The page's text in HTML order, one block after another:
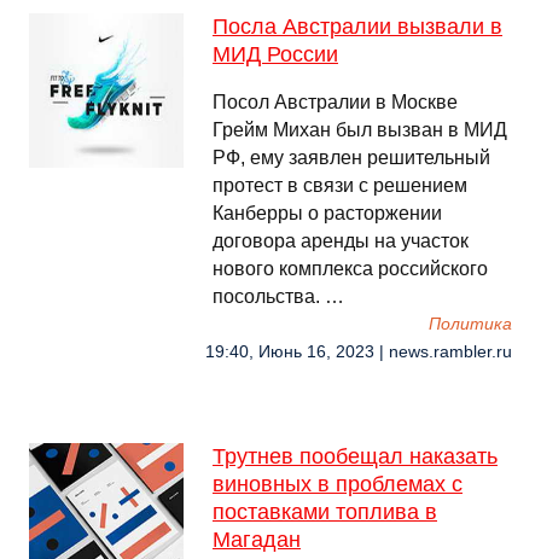
Посла Австралии вызвали в
МИД России
Посол Австралии в Москве
Грейм Михан был вызван в МИД
РФ, ему заявлен решительный
протест в связи с решением
Канберры о расторжении
договора аренды на участок
нового комплекса российского
посольства. …
Политика
19:40, Июнь 16, 2023 | news.rambler.ru
Трутнев пообещал наказать
виновных в проблемах с
поставками топлива в
Магадан